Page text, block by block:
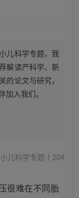
儿科学专题，我
解读产科学、新
的论文与研究，
入我们。
儿科学专题丨204
很难在不同胎